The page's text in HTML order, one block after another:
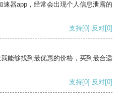
器app，经常会出现个人信息泄露的
支持[0] 反对[0]
能够找到最优惠的价格，买到最合适
支持[0] 反对[0]